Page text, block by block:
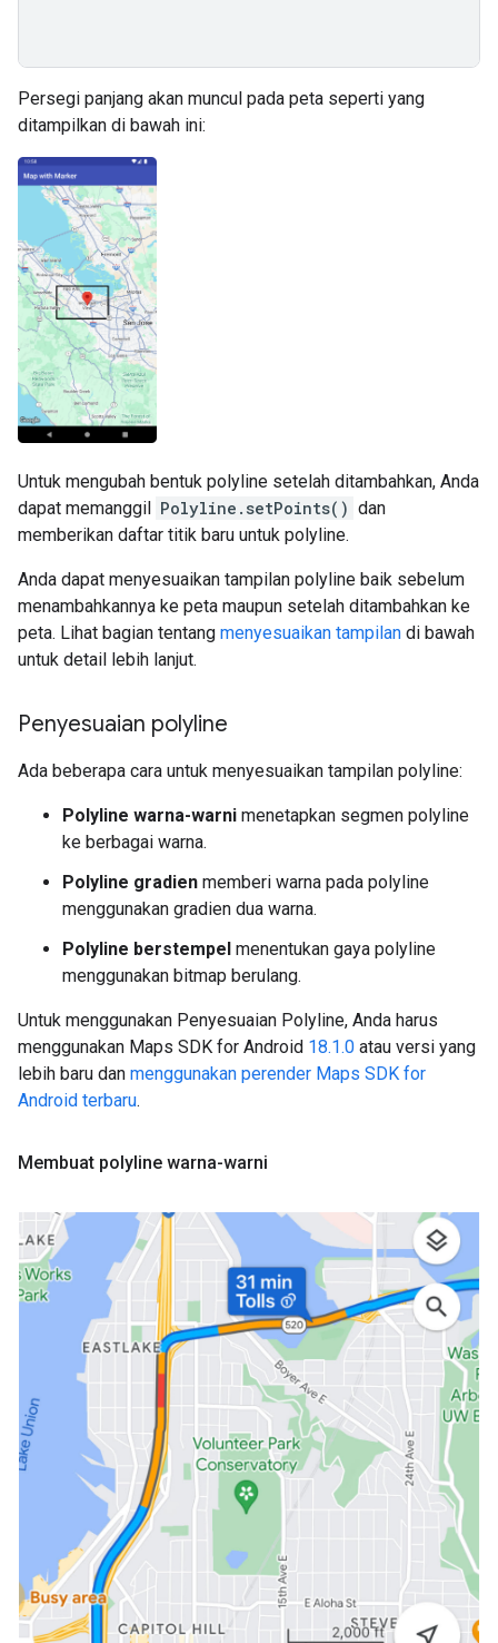
Persegi panjang akan muncul pada peta seperti yang
ditampilkan di bawah ini:
Untuk mengubah bentuk polyline setelah ditambahkan, Anda
dapat memanggil Polyline.setPoints() dan
memberikan daftar titik baru untuk polyline.
Anda dapat menyesuaikan tampilan polyline baik sebelum
menambahkannya ke peta maupun setelah ditambahkan ke
peta. Lihat bagian tentang menyesuaikan tampilan di bawah
untuk detail lebih lanjut.
Penyesuaian polyline
Ada beberapa cara untuk menyesuaikan tampilan polyline:
Polyline warna-warni menetapkan segmen polyline
ke berbagai warna.
Polyline gradien memberi warna pada polyline
menggunakan gradien dua warna.
Polyline berstempel menentukan gaya polyline
menggunakan bitmap berulang.
Untuk menggunakan Penyesuaian Polyline, Anda harus
menggunakan Maps SDK for Android 18.1.0 atau versi yang
lebih baru dan menggunakan perender Maps SDK for
Android terbaru.
Membuat polyline warna-warni